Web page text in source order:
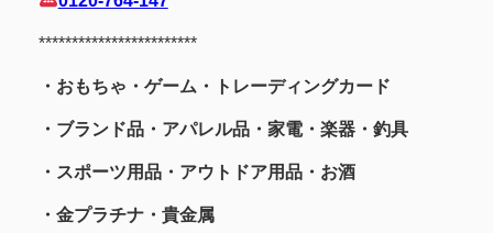
************************
・おもちゃ・ゲーム・トレーディングカード
・ブランド品・アパレル品・家電・楽器・釣具
・スポーツ用品・アウトドア用品・お酒
・金プラチナ・貴金属